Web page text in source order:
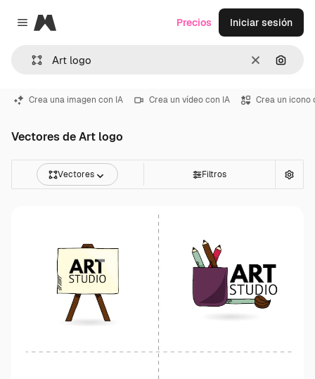
Close menu
Magnific
Borrar
Precios Iniciar sesión
Crea una imagen con IA Crea un vídeo con IA Crea un icono
Vectores de Art logo
Vectores Filtros